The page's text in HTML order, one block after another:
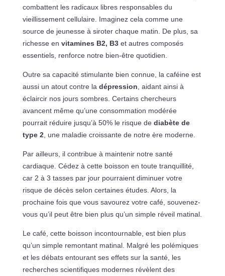
combattent les radicaux libres responsables du
vieillissement cellulaire. Imaginez cela comme une
source de jeunesse à siroter chaque matin. De plus, sa
richesse en vitamines B2, B3et autres composés
essentiels, renforce notre bien-être quotidien.
Outre sa capacité stimulante bien connue, la caféine est
aussi un atout contre la dépression, aidant ainsi à
éclaircir nos jours sombres. Certains chercheurs
avancent même qu’une consommation modérée
pourrait réduire jusqu’à 50% le risque de diabète de
type 2, une maladie croissante de notre ère moderne.
Par ailleurs, il contribue à maintenir notre santé
cardiaque. Cédez à cette boisson en toute tranquillité,
car 2 à 3 tasses par jour pourraient diminuer votre
risque de décès selon certaines études. Alors, la
prochaine fois que vous savourez votre café, souvenez-
vous qu’il peut être bien plus qu’un simple réveil matinal.
Le café, cette boisson incontournable, est bien plus
qu’un simple remontant matinal. Malgré les polémiques
et les débats entourant ses effets sur la santé, les
recherches scientifiques modernes révèlent des